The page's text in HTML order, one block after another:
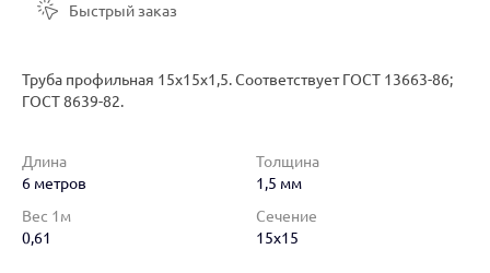
Быстрый заказ
Труба профильная 15х15х1,5. Соответствует ГОСТ 13663-86;
ГОСТ 8639-82.
Длина
6 метров
Толщина
1,5 мм
Вес 1м
0,61
Сечение
15x15